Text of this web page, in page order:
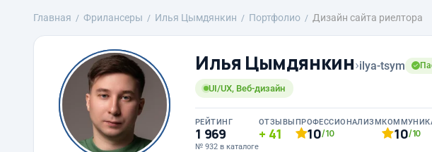
Главная Фрилансеры Илья Цымдянкин Портфолио Дизайн сайта риелтора
Илья Цымдянкин›ilya-tsym
UI/UX, Веб-дизайн
РЕЙТИНГ
1 969
№ 932 в каталоге
ОТЗЫВЫ
41
ПРОФЕССИОНАЛИЗМ
10/10 10/10